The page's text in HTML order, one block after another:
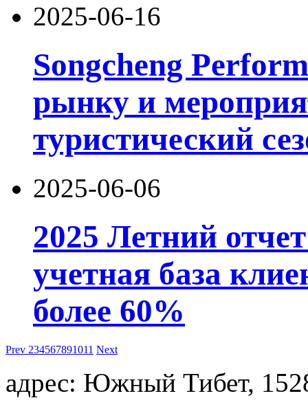
2025-06-16
Songcheng
рынку и
туристический
2025-06-06
2025 Летний
учетная база
более 60%
Prev 234567891011 Next
адрес: Южный Тибет,